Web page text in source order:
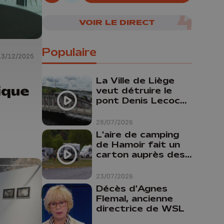
12/2025
VOIR LE DIRECT
Populaire
28/07/2026
La Ville de Liège
veut détruire le
pont Denis Lecocq
budget pour le
faire
23/07/2026
L'aire de camping
de Hamoir fait un
carton auprès des
Décès d'Agnes
Flemal, ancienne
directrice de WSL